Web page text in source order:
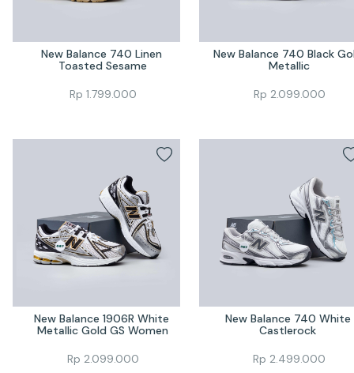
New Balance 740 Linen
Toasted Sesame
Rp 1.799.000
New Balance 740 Black
Metallic
Rp 2.099.000
New Balance 1906R White
Metallic Gold GS Women
Rp 2.099.000
New Balance 740 White
Castlerock
Rp 2.499.000